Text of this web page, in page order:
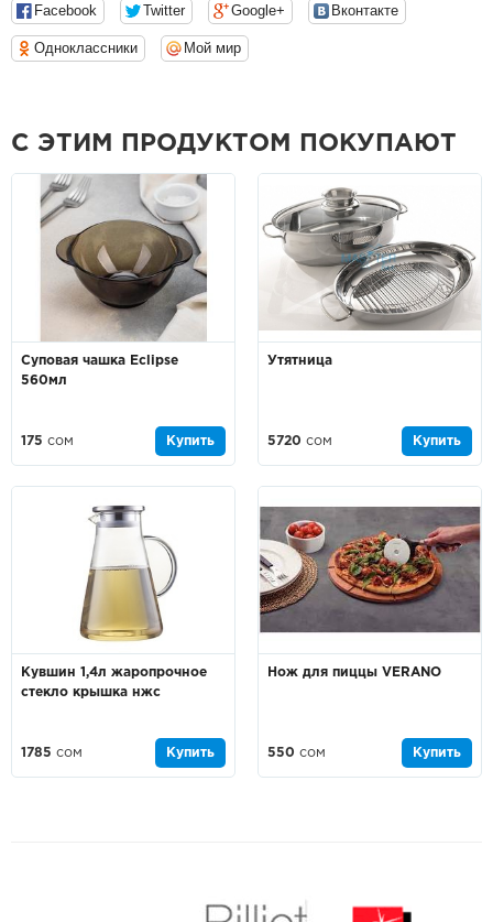
Facebook Twitter Google+ Вконтакте
Одноклассники Мой мир
С ЭТИМ ПРОДУКТОМ ПОКУПАЮТ
Суповая чашка Eclipse
560мл
175 сом Купить
Утятница
5720 сом Купить
Кувшин 1,4л жаропрочное
стекло крышка нжс
1785 сом Купить
Нож для пиццы VERANO
550 сом Купить